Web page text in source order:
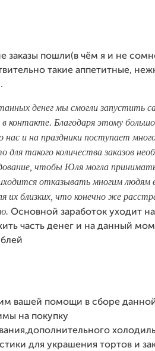
заказы пошли(в чём я и не
такие аппетитные,
денег мы смогли запустить
контакте. Благодаря этому
нас и на праздники поступает
для такого количества заказов
чтобы Юля могла
отказывать многим людям
их близких, что конечно же
Основной заработок уходит
часть денег и на данный
вашей помощи в сборе
на покупку
для украшения тортов и